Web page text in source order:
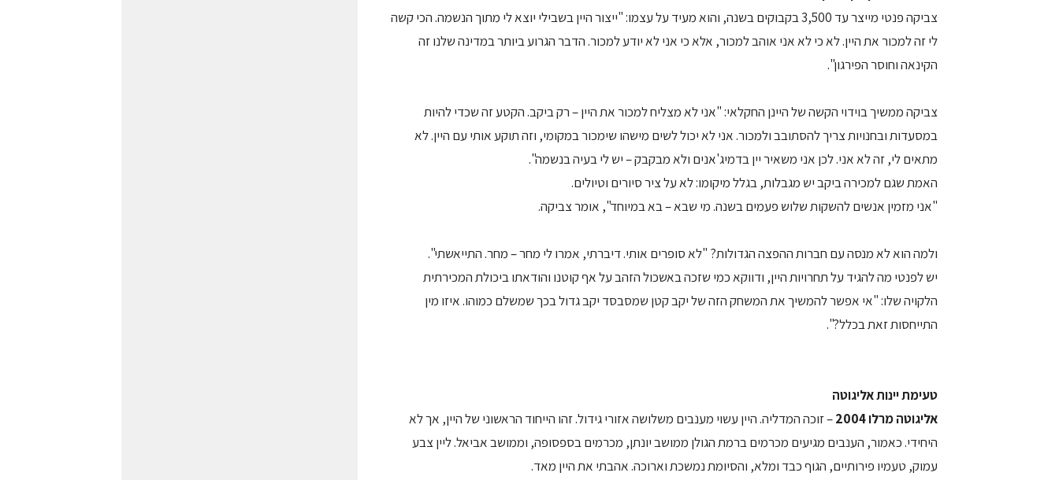
צביקה פנטי מייצר עד 3,500 בקבוקים בשנה, והוא מעיד על עצמו: "ייצור היין בשבילי יוצא לי מתוך הנשמה. הכי קשה
לי זה למכור את היין. לא כי לא אני אוהב למכור, אלא כי אני לא יודע למכור. הדבר הגרוע ביותר במדינה שלנו זה
הקינאה וחוסר הפירגון".
צביקה ממשיך בוידוי הקשה של היינן החקלאי: "אני לא מצליח למכור את היין – רק ביקב. הקטע זה שכדי להיות
במסעדות ובחנויות צריך להסתובב ולמכור. אני לא יכול לשים מישהו שימכור במקומי, וזה תוקע אותי עם היין. לא
מתאים לי, זה לא אני. לכן אני משאיר יין בדמיג'אנים ולא מבקבק – יש לי בעיה בנשמה".
האמת שגם למכירה ביקב יש מגבלות, בגלל מיקומו: לא על ציר סיורים וטיולים.
"אני מזמין אנשים להשקות שלוש פעמים בשנה. מי שבא – בא במיוחד", אומר צביקה.
ולמה הוא לא מנסה עם חברות ההפצה הגדולות? "לא סופרים אותי. דיברתי, אמרו לי מחר – מחר. התייאשתי".
יש לפנטי מה להגיד על תחרויות היין, ודווקא כמי שזכה באשכול הזהב על אף קוטנו והודאתו ביכולת המכירתית
הלקויה שלו: "אי אפשר להמשיך את המשחק הזה של יקב קטן שמסבסד יקב גדול בכך שמשלם כמוהו. איזו מין
התייחסות זאת בכלל?".
טעימת יינות אליגוטה
אליגוטה מרלו 2004
– זוכה המדליה. היין עשוי מענבים משלושה אזורי גידול. זהו הייחוד הראשוני של היין, אך לא
היחידי. כאמור, הענבים מגיעים מכרמים ברמת הגולן ממושב יונתן, מכרמים בספסופה, וממושב אביאל. ליין צבע
עמוק, טעמיו פירותיים, הגוף כבד ומלא, והסיומת נמשכת וארוכה. אהבתי את היין מאד.